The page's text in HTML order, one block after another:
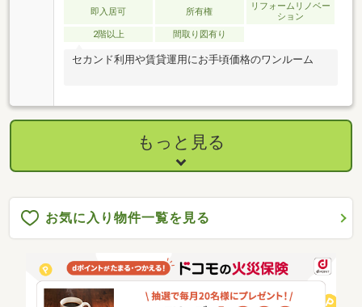
即入居可 所有権
リフォームリノベー
ション
2階以上
間取り図有り
セカンド利用や賃貸運用にお手頃価格のワンルーム
もっと見る
お気に入り物件一覧を見る